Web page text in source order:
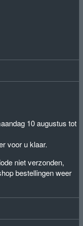
10 augustus tot
voor u klaar.
niet verzonden,
bestellingen weer